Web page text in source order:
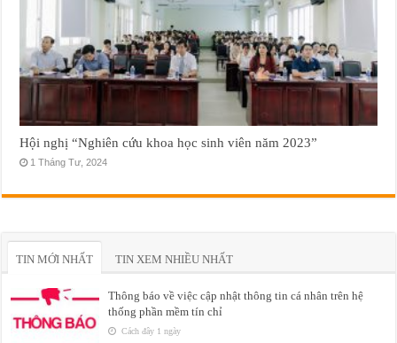
Hội nghị “Nghiên cứu khoa học sinh viên năm 2023”
1 Tháng Tư, 2024
TIN MỚI NHẤT TIN XEM NHIỀU NHẤT
Thông báo về việc cập nhật thông tin cá nhân trên hệ
thống phần mềm tín chỉ
Cách đây 1 ngày